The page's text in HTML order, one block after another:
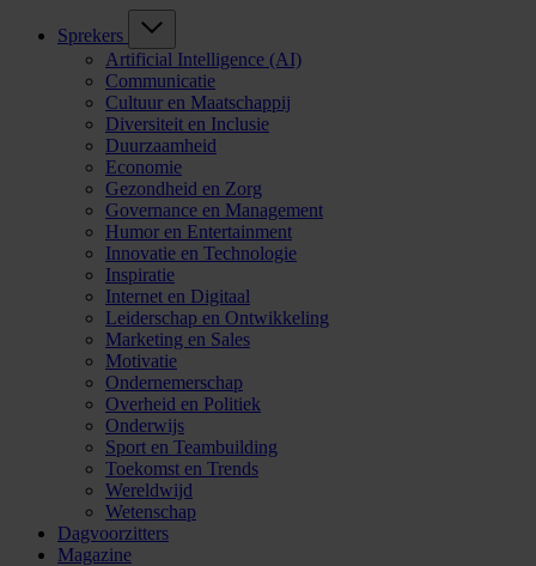
Sprekers
Artificial Intelligence (AI)
Communicatie
Cultuur en Maatschappij
Diversiteit en Inclusie
Duurzaamheid
Economie
Gezondheid en Zorg
Governance en Management
Humor en Entertainment
Innovatie en Technologie
Inspiratie
Internet en Digitaal
Leiderschap en Ontwikkeling
Marketing en Sales
Motivatie
Ondernemerschap
Overheid en Politiek
Onderwijs
Sport en Teambuilding
Toekomst en Trends
Wereldwijd
Wetenschap
Dagvoorzitters
Magazine